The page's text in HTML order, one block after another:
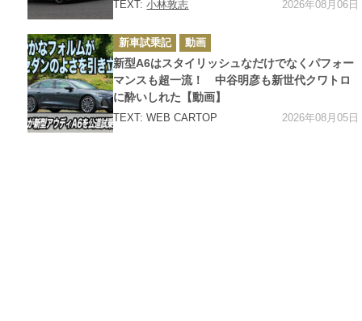
TEXT:小林敦志 2026年08月06日
カ
テ
ゴ
リ
ー
新車試乗記 動画
新型A6はスタイリッシュなだけでなくパフォー
マンスも超一流！ 中谷明彦も新世代クワトロ
に酔いしれた【動画】
TEXT: WEB CARTOP 2026年08月05日